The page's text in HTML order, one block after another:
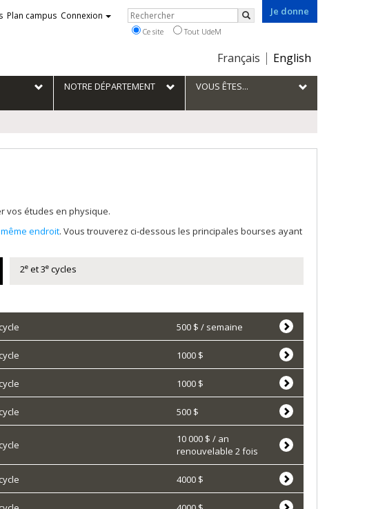
Je donne
Choix
la
langue
Français English
Plan campus Connexion Rechercher
Rechercher
Ce site Tout UdeM
NOTRE DÉPARTEMENT VOUS ÊTES...
vos études en physique.
endroit. Vous trouverez ci-dessous les principales bourses ayant
2e et 3e cycles
cycle 500 $ / semaine
cycle 1000 $
cycle 1000 $
cycle 500 $
cycle
10 000 $ / an
renouvelable 2 fois
cycle 4000 $